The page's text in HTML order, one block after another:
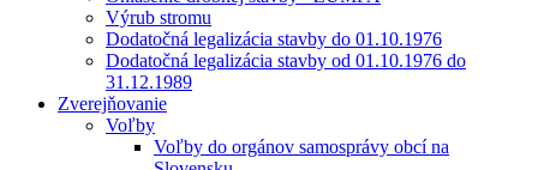
Výrub stromu
Dodatočná legalizácia stavby do 01.10.1976
Dodatočná legalizácia stavby od 01.10.1976 do
31.12.1989
Zverejňovanie
Voľby
Voľby do orgánov samosprávy obcí na